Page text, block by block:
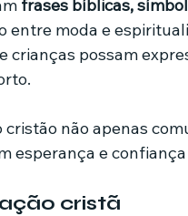
frases bíblicas,
moda e
crianças possam
não apenas
esperança e
cristã